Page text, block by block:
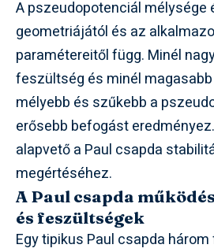
A pszeudopotenciál mélysége
geometriájától és az
paramétereitől függ. Minél
feszültség és minél
mélyebb és szűkebb a
erősebb befogást
alapvető a Paul csapda
megértéséhez.
A Paul csapda
és feszültségek
Egy tipikus Paul csapda